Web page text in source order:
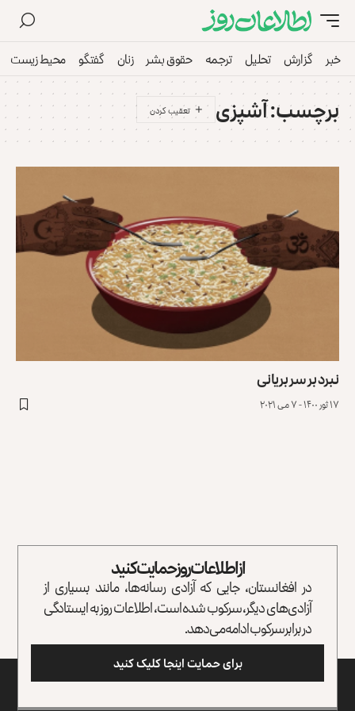
خبر گزارش تحلیل ترجمه حقوق بشر زنان گفتگو محیط زیست
برچسب:آشپزی
نبرد بر سر بریانی
۱۷ ثور ۱۴۰۰ - ۷ می ۲۰۲۱
از اطلاعات روز حمایت کنید
در افغانستان، جایی که آزادی رسانه‌ها، مانند بسیاری از
آزادی‌های دیگر، سرکوب شده است، اطلاعات روز به ایستادگی
در برابر سرکوب ادامه می‌دهد.
برای حمایت اینجا کلیک کنید